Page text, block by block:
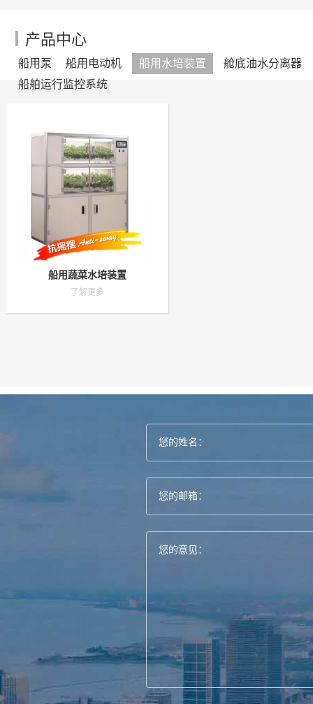
产品中心
船用泵 船用电动机 船用水培装置
舱底油水分离器
船舶运行监控系统
船用蔬菜水培装置
了解更多